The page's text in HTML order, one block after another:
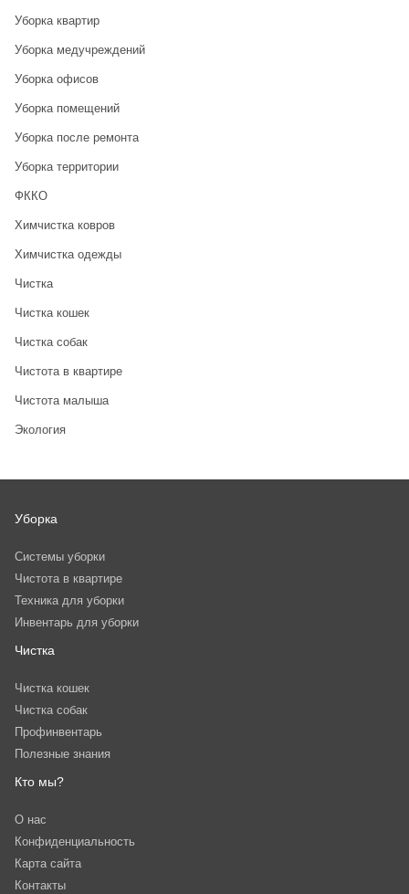
Уборка квартир
Уборка медучреждений
Уборка офисов
Уборка помещений
Уборка после ремонта
Уборка территории
ФККО
Химчистка ковров
Химчистка одежды
Чистка
Чистка кошек
Чистка собак
Чистота в квартире
Чистота малыша
Экология
Уборка
Системы уборки
Чистота в квартире
Техника для уборки
Инвентарь для уборки
Чистка
Чистка кошек
Чистка собак
Профинвентарь
Полезные знания
Кто мы?
О нас
Конфиденциальность
Карта сайта
Контакты